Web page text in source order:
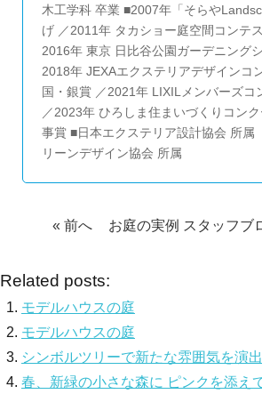
木工学科 卒業 ■2007年「そらや
げ ／2011年 タカショー庭空間コンテ
2016年 東京 日比谷公園ガーデニング
2018年 JEXAエクステリアデザインコ
国・銀賞 ／2021年 LIXILメンバーズコ
／2023年 ひろしま住まいづくりコン
事賞 ■日本エクステリア設計協会 所
リーンデザイン協会 所属
« 前へ お庭の実例 スタッフブ
Related posts:
モデルハウスの庭
モデルハウスの庭
シンボルツリーで新たな雰囲気を演出
春、新緑の小さな森に ピンクを添え